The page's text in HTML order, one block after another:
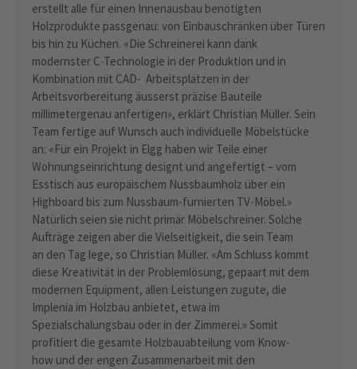
erstellt alle für einen Innenausbau benötigten
Holzprodukte passgenau: von Einbauschränken über Türen
bis hin zu Küchen. «Die Schreinerei kann dank
modernster C-Technologie in der Produktion und in
Kombination mit CAD- Arbeitsplätzen in der
Arbeitsvorbereitung äusserst präzise Bauteile
millimetergenau anfertigen», erklärt Christian Müller. Sein
Team fertige auf Wunsch auch individuelle Möbelstücke
an: «Für ein Projekt in Elgg haben wir Teile einer
Wohnungseinrichtung designt und angefertigt – vom
Esstisch aus europäischem Nussbaumholz über ein
Highboard bis zum Nussbaum-furnierten TV-Möbel.»
Natürlich seien sie nicht primär Möbelschreiner. Solche
Aufträge zeigen aber die Vielseitigkeit, die sein Team
an den Tag lege, so Christian Müller. «Am Schluss kommt
diese Kreativität in der Problemlösung, gepaart mit dem
modernen Equipment, allen Leistungen zugute, die
Implenia im Holzbau anbietet, etwa im
Spezialschalungsbau oder in der Zimmerei.» Somit
profitiert die gesamte Holzbauabteilung vom Know-
how und der engen Zusammenarbeit mit den